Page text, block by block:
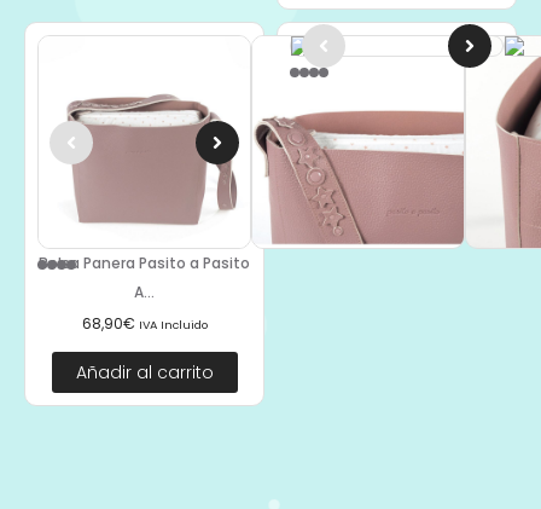
Bolsa Panera Pasito a Pasito
A...
68,90€ IVA Incluido
Añadir al carrito
Portadocumentos Botton
19,50€ IVA Incluido
Añadir al carrito